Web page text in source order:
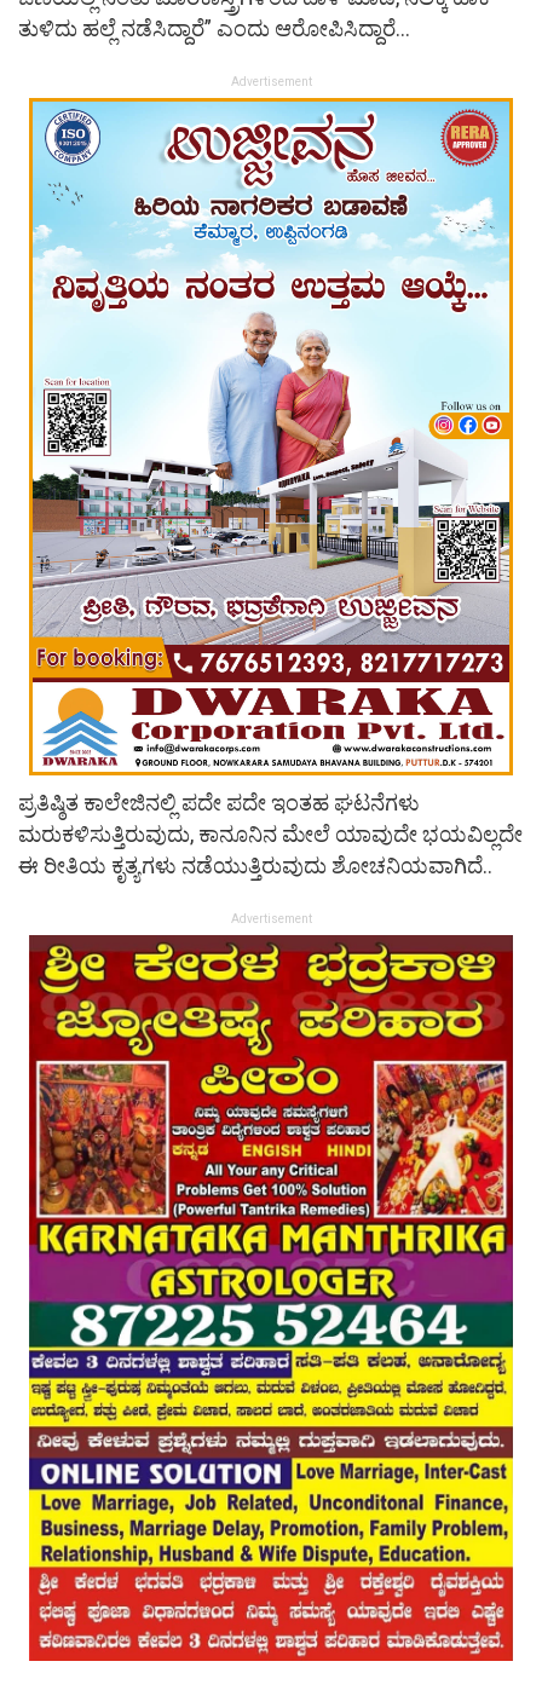
ತುಳಿದು ಹಲ್ಲೆ ನಡೆಸಿದ್ದಾರೆ” ಎಂದು ಆರೋಪಿಸಿದ್ದಾರೆ…
Advertisement
ಪ್ರತಿಷ್ಠಿತ ಕಾಲೇಜಿನಲ್ಲಿ ಪದೇ ಪದೇ ಇಂತಹ ಘಟನೆಗಳು
ಮರುಕಳಿಸುತ್ತಿರುವುದು, ಕಾನೂನಿನ ಮೇಲೆ ಯಾವುದೇ ಭಯವಿಲ್ಲದೇ
ಈ ರೀತಿಯ ಕೃತ್ಯಗಳು ನಡೆಯುತ್ತಿರುವುದು ಶೋಚನಿಯವಾಗಿದೆ..
Advertisement